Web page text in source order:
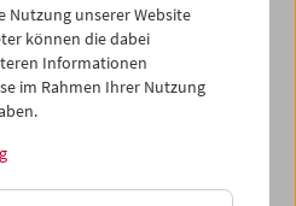
30.8.
Nutzung unserer Website
können die dabei
Informationen
im Rahmen Ihrer Nutzung